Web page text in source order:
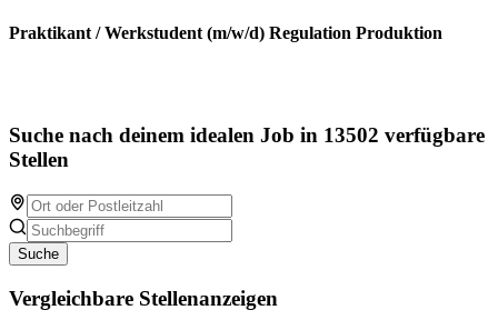
Praktikant / Werkstudent (m/w/d) Regulation Produktion
Suche nach deinem idealen Job in 13502 verfügbare
Stellen
Suche
Vergleichbare Stellenanzeigen